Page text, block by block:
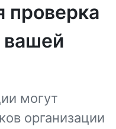
проверка
вашей
могут
организации